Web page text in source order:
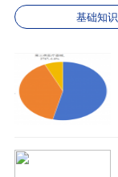
基础知识